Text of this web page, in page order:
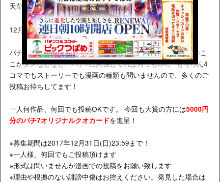
天草ヤスヲのお題帳。
12月のテーマは『パチ7！』です！
パチ7に出会って良かった、パチ7に対する熱い想い、パチ7のこ
こがダメなどなど、パチ7に関係してれば何でもOK。 もちろん4
コマでもストーリーでも漫画の種類も問いませんので、多くのご
投稿お待ちしてます！
一人何作品、何回でも投稿OKです。 今回も大賞の方には5000円
分のパチ7オリジナルクオカードを進呈！
※募集期間は2017年12月31日(日)23:59まで！
※一人様、何回でもご投稿頂けます
※形式は問いませんが漫画での投稿をお願い致します
※理由や根拠のない誹謗中傷はお控えください。発見した場合は